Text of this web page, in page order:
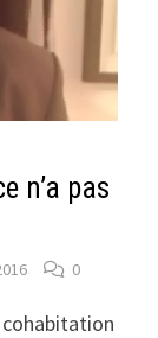
n’a pas
0
cohabitation